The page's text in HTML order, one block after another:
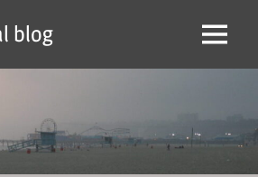
blog Menu